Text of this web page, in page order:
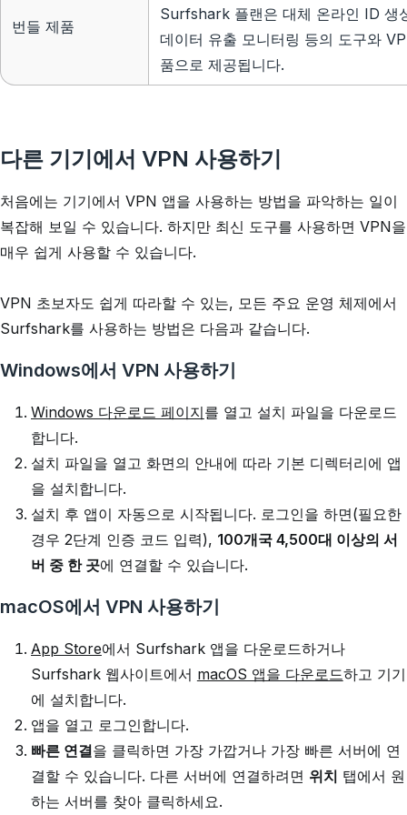
번들 제품
Surfshark 플랜은 대체 온라인 ID 생
데이터 유출 모니터링 등의 도구와
품으로 제공됩니다.
다른 기기에서 VPN 사용하기
처음에는 기기에서 VPN 앱을 사용하는 방법을 파악하는 일이
복잡해 보일 수 있습니다. 하지만 최신 도구를 사용하면 VPN을
매우 쉽게 사용할 수 있습니다.
VPN 초보자도 쉽게 따라할 수 있는, 모든 주요 운영 체제에서
Surfshark를 사용하는 방법은 다음과 같습니다.
Windows에서 VPN 사용하기
Windows 다운로드 페이지를 열고 설치 파일을 다운로드
합니다.
설치 파일을 열고 화면의 안내에 따라 기본 디렉터리에 앱
을 설치합니다.
설치 후 앱이 자동으로 시작됩니다. 로그인을 하면(필요한
경우 2단계 인증 코드 입력), 100개국 4,500대 이상의 서
버 중 한 곳에 연결할 수 있습니다.
macOS에서 VPN 사용하기
App Store에서 Surfshark 앱을 다운로드하거나
Surfshark 웹사이트에서 macOS 앱을 다운로드하고 기기
에 설치합니다.
앱을 열고 로그인합니다.
빠른 연결을 클릭하면 가장 가깝거나 가장 빠른 서버에 연
결할 수 있습니다. 다른 서버에 연결하려면 위치 탭에서 원
하는 서버를 찾아 클릭하세요.